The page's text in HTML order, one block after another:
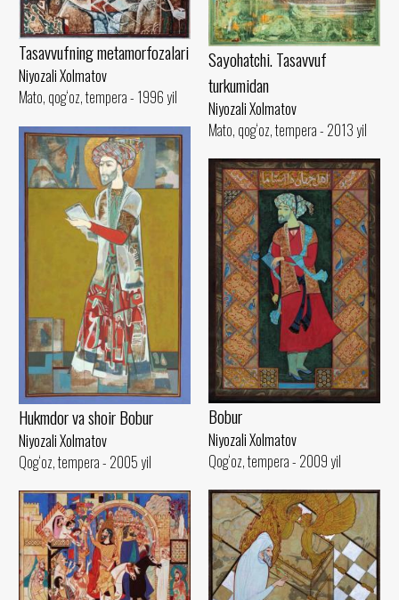
Tasavvufning metamorfozalari
Niyozali Xolmatov
Mato, qog‘oz, tempera - 1996 yil
Sayohatchi. Tasavvuf
turkumidan
Niyozali Xolmatov
Mato, qog‘oz, tempera - 2013 yil
Hukmdor va shoir Bobur
Niyozali Xolmatov
Qog‘oz, tempera - 2005 yil
Bobur
Niyozali Xolmatov
Qog‘oz, tempera - 2009 yil